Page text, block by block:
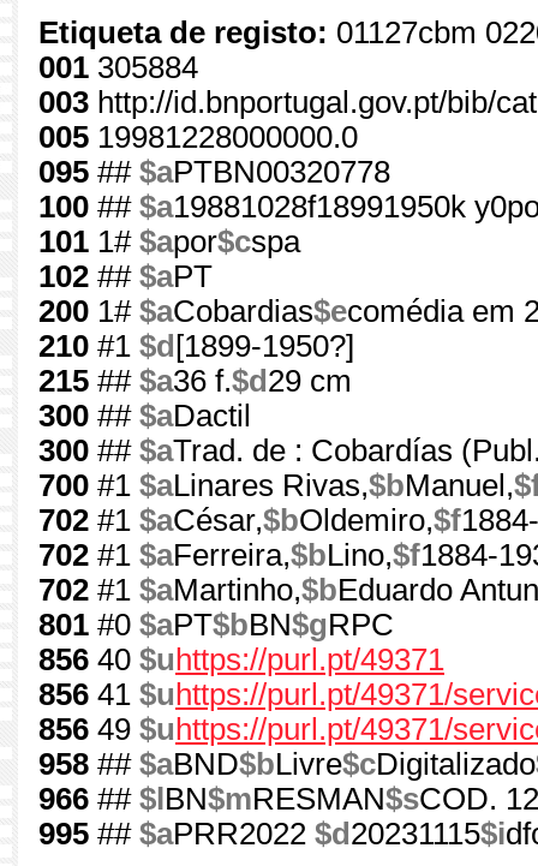
Etiqueta de registo: 01127cbm
001 305884
003 http://id.bnportugal.gov.pt/bib/
005 19981228000000.0
095 ## $aPTBN00320778
100 ## $a19881028f18991950k
101 1# $apor$cspa
102 ## $aPT
200 1# $aCobardias$ecomédia em
210 #1 $d [1899-1950?]
215 ## $a36 f.$d 29 cm
300 ## $aDactil
300 ## $aTrad. de : Cobardías
700 #1 $aLinares Rivas,$bManuel,
702 #1 $aCésar,$bOldemiro,$f
702 #1 $aFerreira,$bLino,$f1884-
702 #1 $aMartinho,$bEduardo
801 #0 $aPT$bBN$gRPC
856 40 $u https://purl.pt/49371
856 41 $u https://purl.pt/49371/
856 49 $u https://purl.pt/49371/
958 ## $aBND$bLivre$cDigitalizado
966 ## $l BN$mRESMAN$sCOD.
995 ## $aPRR2022 $d 20231115$i